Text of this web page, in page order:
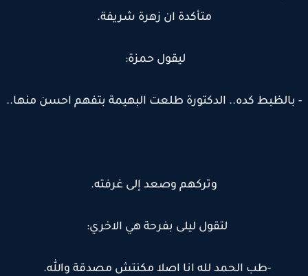
متأكدة ان زهرة شريفة.
ليقول حمزة:
كده.. الدكتورة طلعت البهيمة بتفهم احسن منها..
وتركهم وصعد إلى غرفته.
لتقول ليلى بفرحة هي الاخري:
-طب الحمد لله انا اصلا مكنتش مصدقة والله.